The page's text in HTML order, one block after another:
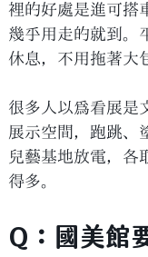
裡的好處是進可搭
幾乎用走的就到。
休息，不用拖著大
很多人以為看展是
展示空間，跑跳、
兒藝基地放電，各
得多。
Q：國美館